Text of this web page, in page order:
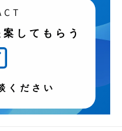
してもらう
ください